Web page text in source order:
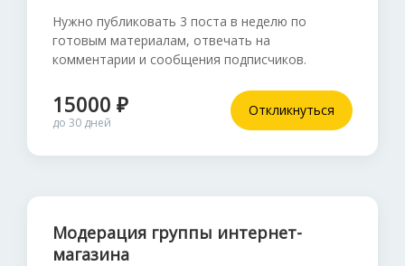
Нужно публиковать 3 поста в неделю по
готовым материалам, отвечать на
комментарии и сообщения подписчиков.
15000 ₽
до 30 дней
Откликнуться
Модерация группы интернет-
магазина